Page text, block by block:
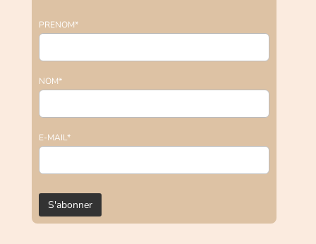
PRENOM*
NOM*
E-MAIL*